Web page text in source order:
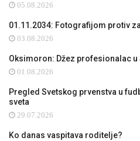
05.08.2026
01.11.2034: Fotografijom protiv
03.08.2026
Oksimoron: Džez profesionalac u
01.08.2026
Pregled Svetskog prvenstva u
sveta
29.07.2026
Ko danas vaspitava roditelje?